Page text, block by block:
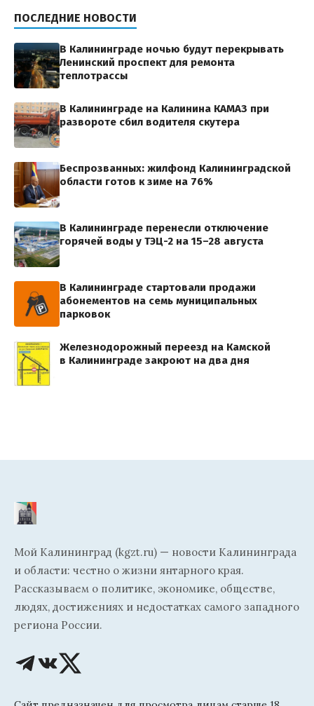
ПОСЛЕДНИЕ НОВОСТИ
В Калининграде ночью будут перекрывать
Ленинский проспект для ремонта
теплотрассы
В Калининграде на Калинина КАМАЗ при
развороте сбил водителя скутера
Беспрозванных: жилфонд Калининградской
области готов к зиме на 76%
В Калининграде перенесли отключение
горячей воды у ТЭЦ-2 на 15–28 августа
В Калининграде стартовали продажи
абонементов на семь муниципальных
парковок
Железнодорожный переезд на Камской
в Калининграде закроют на два дня
Мой Калининград (kgzt.ru) — новости Калининграда
и области: честно о жизни янтарного края.
Рассказываем о политике, экономике, обществе,
людях, достижениях и недостатках самого западного
региона России.